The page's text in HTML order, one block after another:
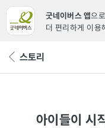
굿네이버스 앱으로
더 편리하게 이용
뒤 스토리
아이들이 시